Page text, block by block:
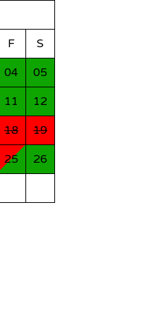
F
S
04
05
11
12
18
19
25
26